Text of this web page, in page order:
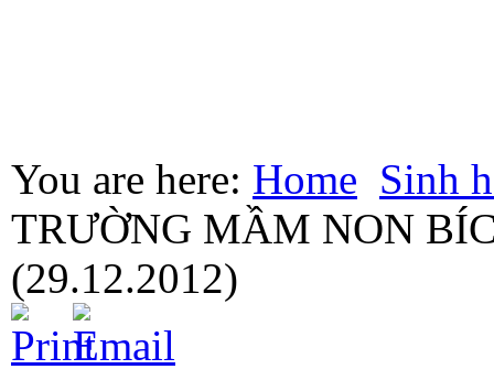
You are here: Home Sinh
TRƯỜNG MẦM NON
(29.12.2012)